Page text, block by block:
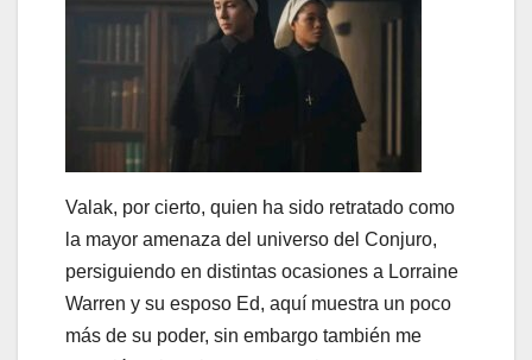
Valak, por cierto, quien ha sido retratado como
la mayor amenaza del universo del Conjuro,
persiguiendo en distintas ocasiones a Lorraine
Warren y su esposo Ed, aquí muestra un poco
más de su poder, sin embargo también me